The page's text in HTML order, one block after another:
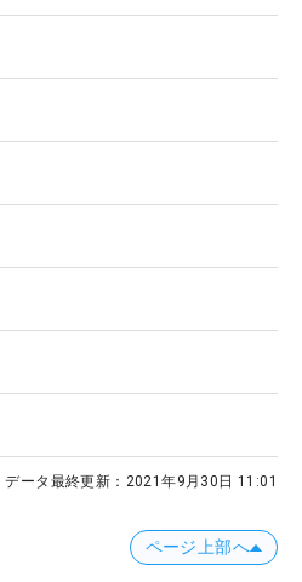
データ最終更新： 2021年9月30日 11:01
ページ上部へ